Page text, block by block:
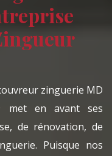
zinguerie MD
met en avant ses
de rénovation, de
Puisque nos